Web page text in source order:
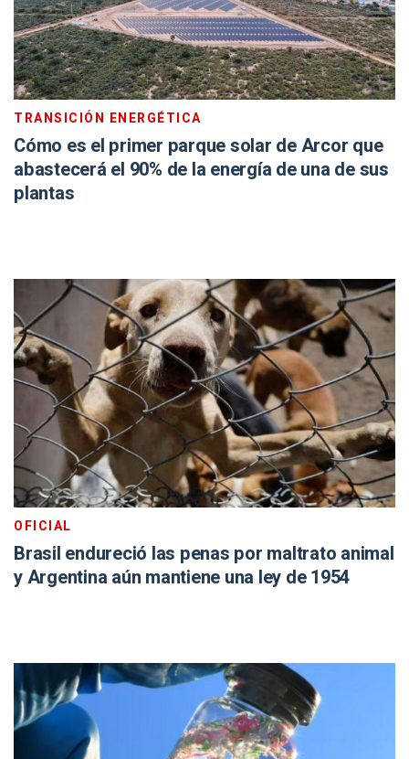
TRANSICIÓN ENERGÉTICA
Cómo es el primer parque solar de Arcor que
abastecerá el 90% de la energía de una de sus
plantas
OFICIAL
Brasil endureció las penas por maltrato animal
y Argentina aún mantiene una ley de 1954